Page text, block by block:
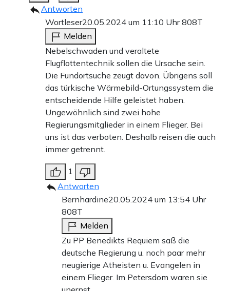
Antworten
Wortleser20.05.2024 um 11:10 Uhr808T
Melden
Nebelschwaden und veraltete
Flugflottentechnik sollen die Ursache sein.
Die Fundortsuche zeugt davon. Übrigens soll
das türkische Wärmebild-Ortungssystem die
entscheidende Hilfe geleistet haben.
Ungewöhnlich sind zwei hohe
Regierungsmitglieder in einem Flieger. Bei
uns ist das verboten. Deshalb reisen die auch
immer getrennt.
1
Antworten
Bernhardine20.05.2024 um 13:54 Uhr
808T
Melden
Zu PP Benedikts Requiem saß die
deutsche Regierung u. noch paar mehr
neugierige Atheisten u. Evangelen in
einem Flieger. Im Petersdom waren sie